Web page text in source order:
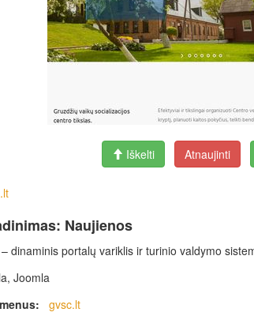
Iškelti Atnaujinti
Naujienos
dinaminis portalų variklis ir turinio valdymo
Joomla
gvsc.lt